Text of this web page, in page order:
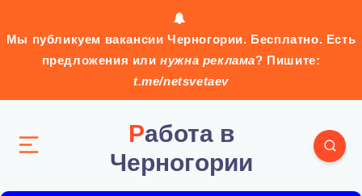
Мы публикуем вакансии Черногории. Бесплатно. Есть
предложения илинужна реклама? Пишите:
t.me/netsvetaev
Работа в
Черногории